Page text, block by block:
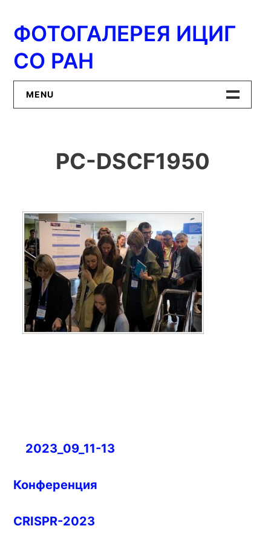
содержимому
ФОТОГАЛЕРЕЯ ИЦИГ
СО РАН
MENU
ИЦиГ СО РАН
PC-DSCF1950
Навигация
записям
2023_09_11-13
Конференция
CRISPR-2023